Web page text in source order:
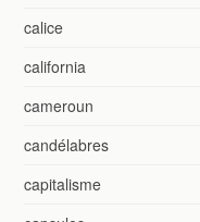
calice
california
cameroun
candélabres
capitalisme